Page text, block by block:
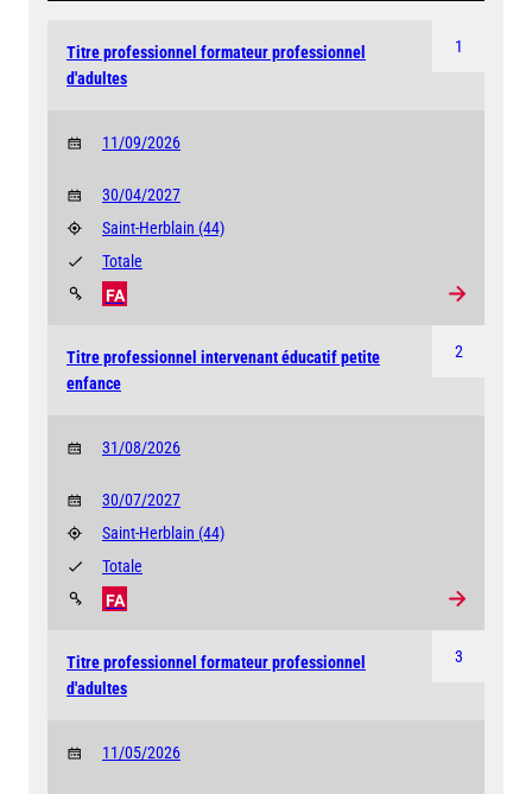
1
Titre professionnel formateur professionnel
d'adultes
11/09/2026
30/04/2027
Saint-Herblain (44)
FA
Totale
2
Titre professionnel intervenant éducatif petite
enfance
31/08/2026
30/07/2027
Saint-Herblain (44)
FA
Totale
3
Titre professionnel formateur professionnel
d'adultes
11/05/2026